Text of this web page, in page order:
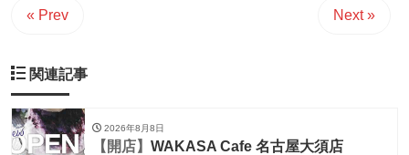
« Prev Next »
関連記事
2026年8月8日
【開店】 WAKASA Cafe 名古屋大須店